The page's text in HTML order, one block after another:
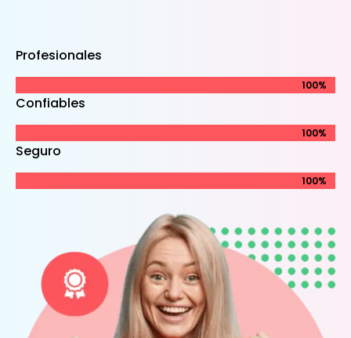
Profesionales
100%
100%
Confiables
100%
100%
Seguro
100%
100%